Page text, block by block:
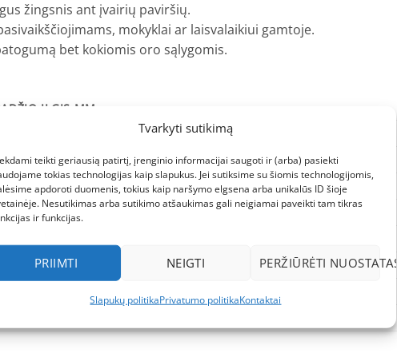
Tvarkyti sutikimą
teikti geriausią patirtį, įrenginio informacijai saugoti ir (arba) pasiekti
tokias technologijas kaip slapukus. Jei sutiksime su šiomis technologijomis,
apdoroti duomenis, tokius kaip naršymo elgsena arba unikalūs ID šioje
Nesutikimas arba sutikimo atšaukimas gali neigiamai paveikti tam tikras
ir funkcijas.
PRIIMTI NEIGTI PERŽIŪRĖTI NUOSTATAS
Slapukų politikaPrivatumo politikaKontaktai
žingsnis ant įvairių paviršių.
mokyklai ar laisvalaikiui gamtoje.
bet kokiomis oro sąlygomis.
ILGIS MM